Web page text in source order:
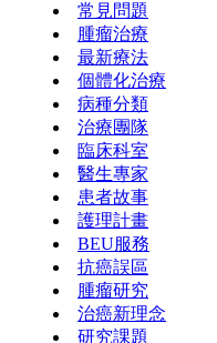
常見問題
腫瘤治療
最新療法
個體化治療
病種分類
治療團隊
臨床科室
醫生專家
患者故事
護理計畫
BEU服務
抗癌誤區
腫瘤研究
治癌新理念
研究課題